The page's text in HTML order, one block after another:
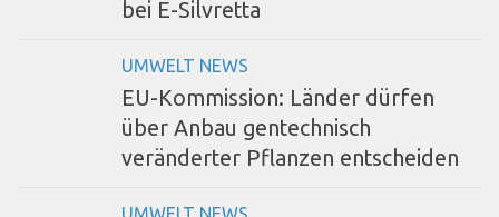
bei E-Silvretta
UMWELT NEWS
EU-Kommission: Länder dürfen
über Anbau gentechnisch
veränderter Pflanzen entscheiden